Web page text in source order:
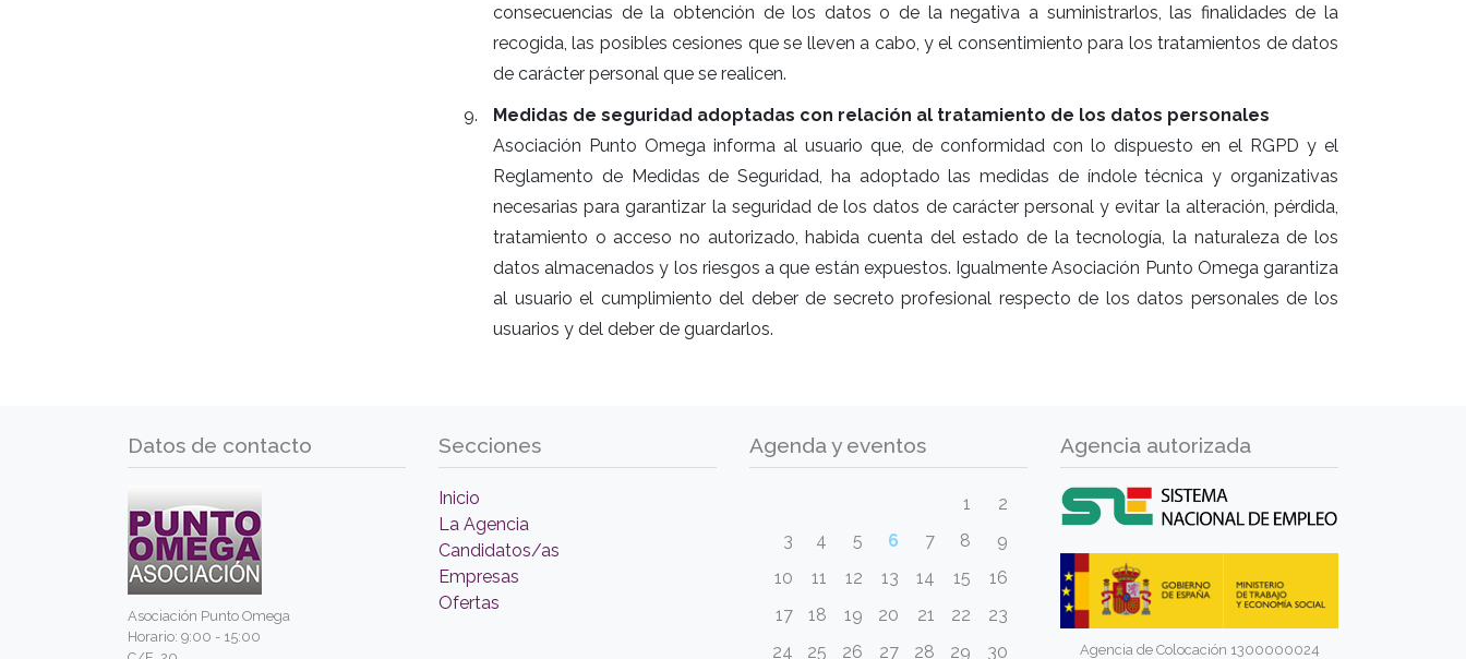
consecuencias de la obtención de los datos o de la negativa a suministrarlos, las finalidades de la
recogida, las posibles cesiones que se lleven a cabo, y el consentimiento para los tratamientos de datos
de carácter personal que se realicen.
Medidas de seguridad adoptadas con relación al tratamiento de los datos personales
Asociación Punto Omega informa al usuario que, de conformidad con lo dispuesto en el RGPD y el
Reglamento de Medidas de Seguridad, ha adoptado las medidas de índole técnica y organizativas
necesarias para garantizar la seguridad de los datos de carácter personal y evitar la alteración, pérdida,
tratamiento o acceso no autorizado, habida cuenta del estado de la tecnología, la naturaleza de los
datos almacenados y los riesgos a que están expuestos. Igualmente Asociación Punto Omega garantiza
al usuario el cumplimiento del deber de secreto profesional respecto de los datos personales de los
usuarios y del deber de guardarlos.
Datos de contacto
Asociación Punto Omega
Horario: 9:00 - 15:00
Secciones
Inicio
La Agencia
Candidatos/as
Empresas
Ofertas
Agenda y eventos
1
2
3
4 5 6 7 8
9
10
11 12 13 14 15
16
17
18 19 20 21 22
23
24
25 26 27 28 29 30
Agencia autorizada
Agencia de Colocación 1300000024